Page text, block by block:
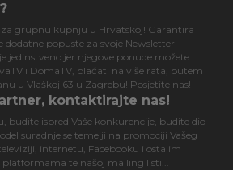
za grupnu kupnju u Hrvatskoj! Garantira
dodatne popuste za svoje Newsletter
jedinstveno jer njegove ponude možete
i DomaTV, plaćati na više rata, putem
u Vlaškoj 63 u Zagrebu! Posjetite nas!
kontaktirajte nas!
budite ispred Vaše konkurencije, budite dio
suradnje se temelji na promociji Vašeg
internetu, Facebooku i ostalim
te našoj mailing listi...